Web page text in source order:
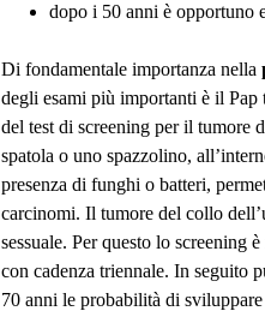
dopo i 50 anni è opportuno
Di fondamentale importanza nella
degli esami più importanti è il Pap
del test di screening per il tumore
spatola o uno spazzolino,
presenza di funghi o batteri,
carcinomi. Il tumore del collo
sessuale. Per questo lo screening
con cadenza triennale. In seguito
70 anni le probabilità di